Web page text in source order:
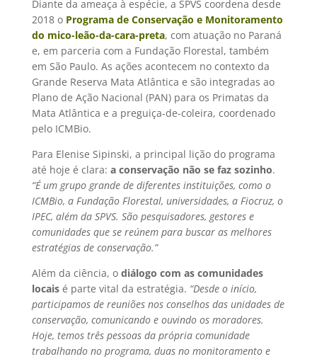
Diante da ameaça à espécie, a SPVS coordena desde
2018 o Programa de Conservação e Monitoramento
do mico-leão-da-cara-preta, com atuação no Paraná
e, em parceria com a Fundação Florestal, também
em São Paulo. As ações acontecem no contexto da
Grande Reserva Mata Atlântica e são integradas ao
Plano de Ação Nacional (PAN) para os Primatas da
Mata Atlântica e a preguiça-de-coleira, coordenado
pelo ICMBio.
Para Elenise Sipinski, a principal lição do programa
até hoje é clara: a conservação não se faz sozinho.
“É um grupo grande de diferentes instituições, como o
ICMBio, a Fundação Florestal, universidades, a Fiocruz, o
IPEC, além da SPVS. São pesquisadores, gestores e
comunidades que se reúnem para buscar as melhores
estratégias de conservação.”
Além da ciência, o diálogo com as comunidades
locaisé parte vital da estratégia. “Desde o início,
participamos de reuniões nos conselhos das unidades de
conservação, comunicando e ouvindo os moradores.
Hoje, temos três pessoas da própria comunidade
trabalhando no programa, duas no monitoramento e